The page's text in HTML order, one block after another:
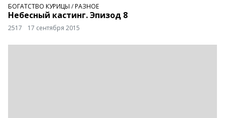
БОГАТСТВО КУРИЦЫ /РАЗНОЕ
Небесный кастинг. Эпизод 8
2517 17 сентября 2015